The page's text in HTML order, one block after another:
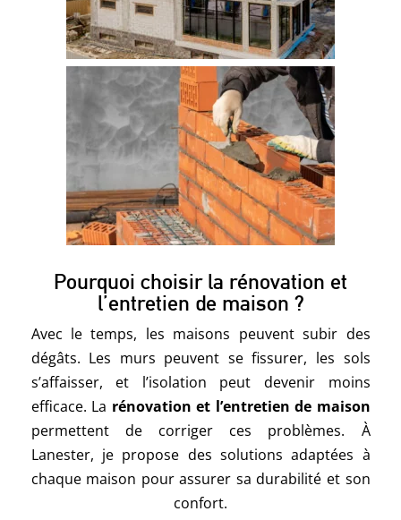
Pourquoi choisir la rénovation et
l’entretien de maison ?
Avec le temps, les maisons peuvent subir des
dégâts. Les murs peuvent se fissurer, les sols
s’affaisser, et l’isolation peut devenir moins
efficace. La rénovation et l’entretien de maison
permettent de corriger ces problèmes. À
Lanester, je propose des solutions adaptées à
chaque maison pour assurer sa durabilité et son
confort.